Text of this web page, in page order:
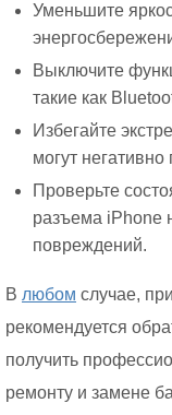
Уменьшите
Выключите
такие как
Избегайте
могут
Проверьте
разъема iPhone
повреждений.
В любом случае,
рекомендуется
получить
ремонту и замене